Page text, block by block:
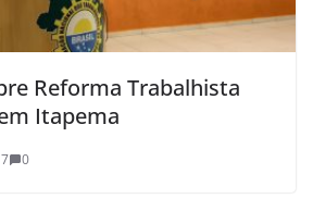
Reforma Trabalhista
Itapema
0